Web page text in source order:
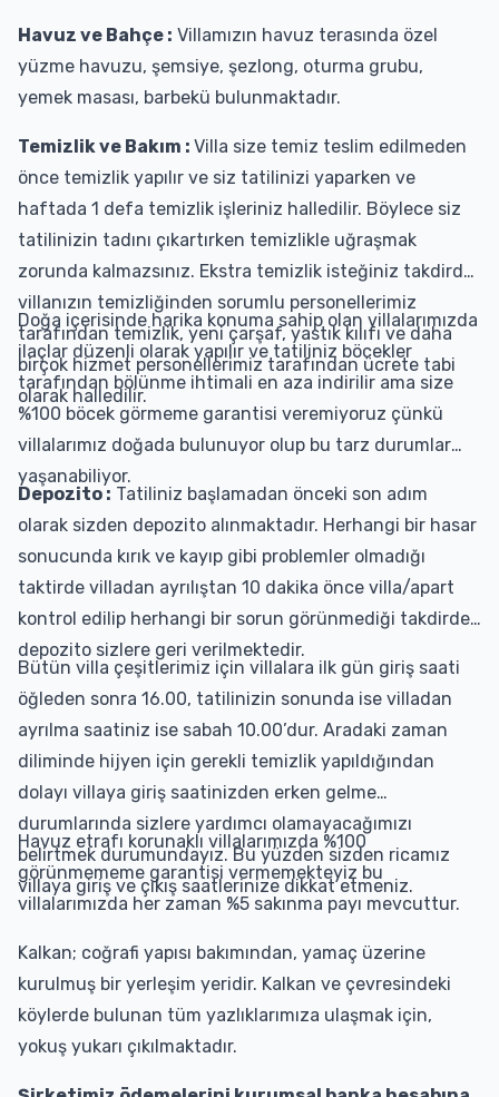
Havuz ve Bahçe : Villamızın havuz terasında özel
yüzme havuzu, şemsiye, şezlong, oturma grubu,
yemek masası, barbekü bulunmaktadır.
Temizlik ve Bakım : Villa size temiz teslim edilmeden
önce temizlik yapılır ve siz tatilinizi yaparken ve
haftada 1 defa temizlik işleriniz halledilir. Böylece siz
tatilinizin tadını çıkartırken temizlikle uğraşmak
zorunda kalmazsınız. Ekstra temizlik isteğiniz takdirde
villanızın temizliğinden sorumlu personellerimiz
tarafından temizlik, yeni çarşaf, yastık kılıfı ve daha
birçok hizmet personellerimiz tarafından ücrete tabi
olarak halledilir.
Doğa içerisinde harika konuma sahip olan villalarımızda
ilaçlar düzenli olarak yapılır ve tatiliniz böcekler
tarafından bölünme ihtimali en aza indirilir ama size
%100 böcek görmeme garantisi veremiyoruz çünkü
villalarımız doğada bulunuyor olup bu tarz durumlar
yaşanabiliyor.
Depozito : Tatiliniz başlamadan önceki son adım
olarak sizden depozito alınmaktadır. Herhangi bir hasar
sonucunda kırık ve kayıp gibi problemler olmadığı
taktirde villadan ayrılıştan 10 dakika önce villa/apart
kontrol edilip herhangi bir sorun görünmediği takdirde
depozito sizlere geri verilmektedir.
Bütün villa çeşitlerimiz için villalara ilk gün giriş saati
öğleden sonra 16.00, tatilinizin sonunda ise villadan
ayrılma saatiniz ise sabah 10.00’dur. Aradaki zaman
diliminde hijyen için gerekli temizlik yapıldığından
dolayı villaya giriş saatinizden erken gelme
durumlarında sizlere yardımcı olamayacağımızı
belirtmek durumundayız. Bu yüzden sizden ricamız
villaya giriş ve çıkış saatlerinize dikkat etmeniz.
Havuz etrafı korunaklı villalarımızda %100
görünmememe garantisi vermemekteyiz bu
villalarımızda her zaman %5 sakınma payı mevcuttur.
Kalkan; coğrafi yapısı bakımından, yamaç üzerine
kurulmuş bir yerleşim yeridir. Kalkan ve çevresindeki
köylerde bulunan tüm yazlıklarımıza ulaşmak için,
yokuş yukarı çıkılmaktadır.